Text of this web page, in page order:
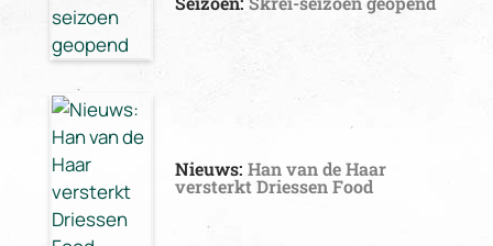
Nieuws: Han van de Haar
versterkt Driessen Food